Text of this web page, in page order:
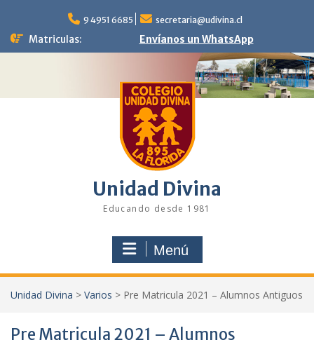
contenido
9 4951 6685 secretaria@udivina.cl
Matriculas: Envíanos un WhatsApp
Unidad Divina
Educando desde 1981
Menú
Unidad Divina > Varios > Pre Matricula 2021 – Alumnos Antiguos
Pre Matricula 2021 – Alumnos